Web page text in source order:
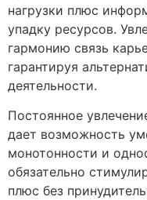
нагрузки плюс
упадку ресурсов.
гармонию связь
гарантируя
деятельности.
Постоянное
дает возможность
монотонности и
обязательно
плюс без